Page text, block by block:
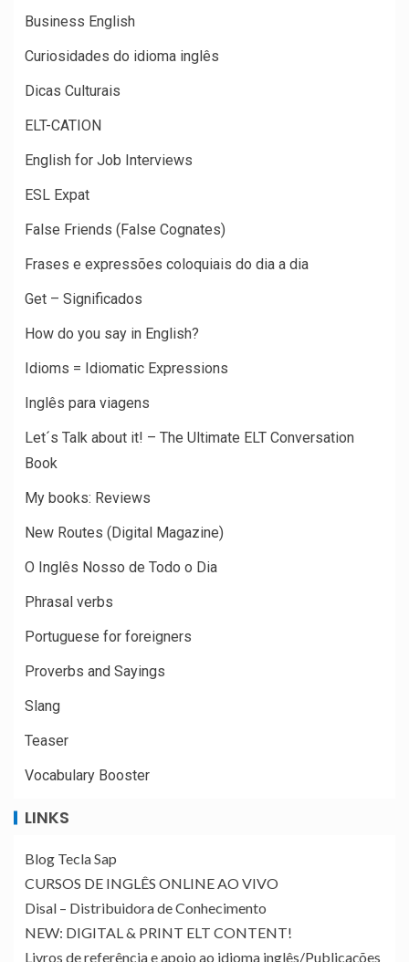
Business English
Curiosidades do idioma inglês
Dicas Culturais
ELT-CATION
English for Job Interviews
ESL Expat
False Friends (False Cognates)
Frases e expressões coloquiais do dia a dia
Get – Significados
How do you say in English?
Idioms = Idiomatic Expressions
Inglês para viagens
Let´s Talk about it! – The Ultimate ELT Conversation
Book
My books: Reviews
New Routes (Digital Magazine)
O Inglês Nosso de Todo o Dia
Phrasal verbs
Portuguese for foreigners
Proverbs and Sayings
Slang
Teaser
Vocabulary Booster
LINKS
Blog Tecla Sap
CURSOS DE INGLÊS ONLINE AO VIVO
Disal – Distribuidora de Conhecimento
NEW: DIGITAL & PRINT ELT CONTENT!
Livros de referência e apoio ao idioma inglês/Publicações